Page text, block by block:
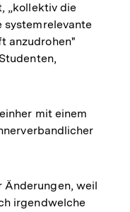
Auflösung
der
Fußnote
„kollektiv die
systemrelevante
anzudrohen"
mit einem
weil
irgendwelche